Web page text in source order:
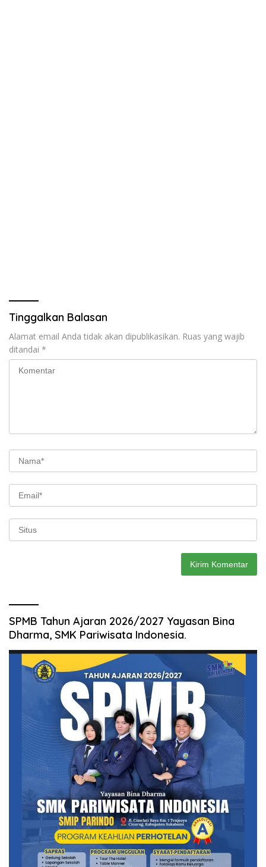
Tinggalkan Balasan
Alamat email Anda tidak akan dipublikasikan. Ruas yang wajib
ditandai *
SPMB Tahun Ajaran 2026/2027 Yayasan Bina
Dharma, SMK Pariwisata Indonesia.